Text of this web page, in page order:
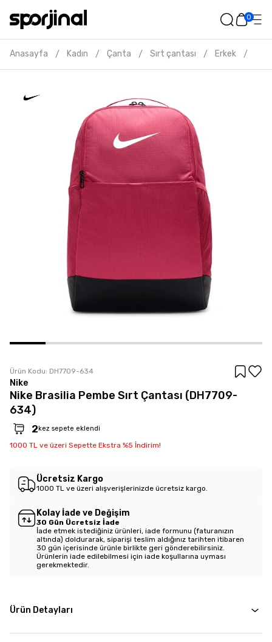
0
Anasayfa / Kadın / Çanta / Sırt çantası / Erkek /
Ürün Kodu: DH7709-634
Nike
Nike Brasilia Pembe Sırt Çantası (DH7709-
634)
2 kez sepete eklendi
1000 TL ve üzeri Sepette Ekstra %5 İndirim!
Ücretsiz Kargo
1000 TL ve üzeri alışverişlerinizde ücretsiz kargo.
Kolay İade ve Değişim
30 Gün Ücretsiz İade
İade etmek istediğiniz ürünleri, iade formunu (faturanızın
altında) doldurarak, siparişi teslim aldığınız tarihten itibaren
30 gün içerisinde ürünle birlikte geri gönderebilirsiniz.
Ürünlerin iade edilebilmesi için iade koşullarına uyması
gerekmektedir.
Ürün Detayları